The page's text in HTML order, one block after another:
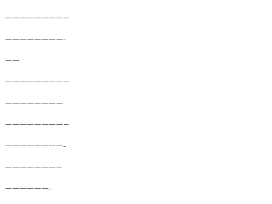
————————–
————————-
——
————————–
————————
————————–
————————-
———————–
——————-